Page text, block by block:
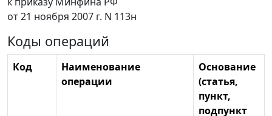
от 21 ноября 2007 г. N 113н
Коды операций
Код
Наименование
операции
Основание
(статья,
пункт,
подпункт